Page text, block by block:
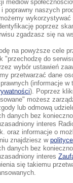
zatrzymała
protestujących
ulicą Twerską
policja
tej centralnej
festiwalu
w kraju
mediów
poprawny naszych
wykorzystywać
poprzez
zgadzasz się na
na powyższe cele
"przechodzę do
wybór ustawień
przetwarzać dane
(informacje
). Poprzez
możesz
lub odmową
danych bez
interes
oraz informacje o
znajdziesz w
danych bez
interes
się takiemu